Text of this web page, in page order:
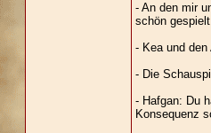
- An den mir
schön
- Kea und
- Die
- Hafgan: Du
Konsequenz